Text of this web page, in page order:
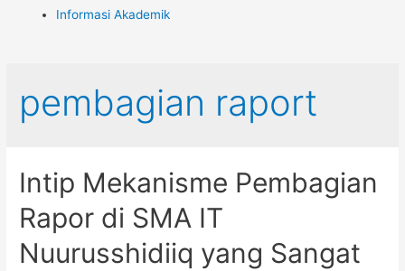
Informasi Akademik
pembagian raport
Intip Mekanisme Pembagian
Rapor di SMA IT
Nuurusshidiiq yang Sangat